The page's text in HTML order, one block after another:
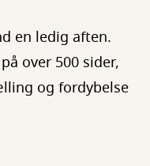
en ledig aften.
over 500 sider,
og fordybelse